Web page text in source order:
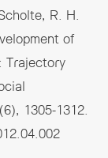
R. H.
of
Trajectory
(6), 1305-1312.